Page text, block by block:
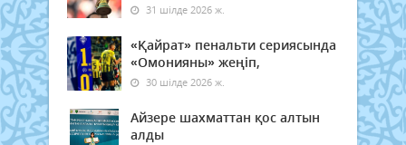
31 шілде 2026 ж.
«Қайрат» пенальти сериясында
«Омонияны» жеңіп,
30 шілде 2026 ж.
Айзере шахматтан қос алтын
алды